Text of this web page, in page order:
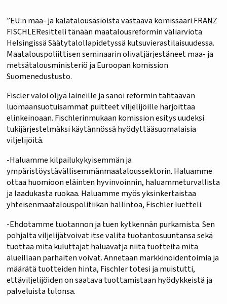
”EU:n maa- ja kalatalousasioista vastaava komissaari FRANZ
FISCHLEResitteli tänään maatalousreformin väliarviota
Helsingissä Säätytalollapidetyssä kutsuvierastilaisuudessa.
Maatalouspoliittisen seminaarin olivatjärjestäneet maa- ja
metsätalousministeriö ja Euroopan komission
Suomenedustusto.
Fiscler valoi öljyä laineille ja sanoi reformin tähtäävän
luomaansuotuisammat puitteet viljelijöille harjoittaa
elinkeinoaan. Fischlerinmukaan komission esitys uudeksi
tukijärjestelmäksi käytännössä hyödyttääsuomalaisia
viljelijöitä.
-Haluamme kilpailukykyisemmän ja
ympäristöystävällisemmänmaataloussektorin. Haluamme
ottaa huomioon eläinten hyvinvoinnin, haluammeturvallista
ja laadukasta ruokaa. Haluamme myös yksinkertaistaa
yhteisenmaatalouspolitiikan hallintoa, Fischler luetteli.
-Ehdotamme tuotannon ja tuen kytkennän purkamista. Sen
pohjalta viljelijätvoivat itse valita tuotantosuuntansa sekä
tuottaa mitä kuluttajat haluavatja niitä tuotteita mitä
alueillaan parhaiten voivat. Annetaan markkinoidentoimia ja
määrätä tuotteiden hinta, Fischler totesi ja muistutti,
ettäviljelijöiden on saatava tuottamistaan hyödykkeistä ja
palveluista tulonsa.